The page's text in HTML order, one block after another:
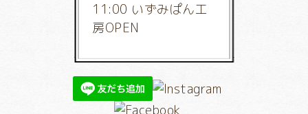
11:00 いずみぱん工
房OPEN